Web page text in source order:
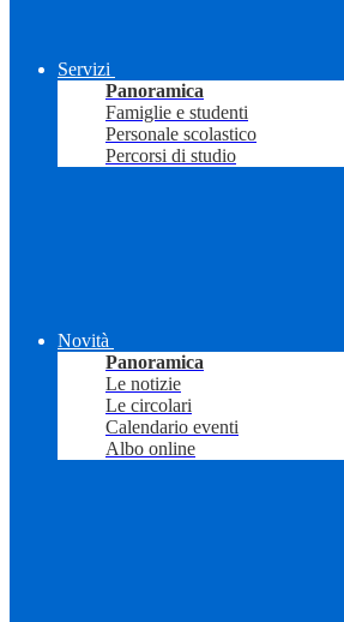
Servizi
Panoramica
Famiglie e studenti
Personale scolastico
Percorsi di studio
Novità
Panoramica
Le notizie
Le circolari
Calendario eventi
Albo online